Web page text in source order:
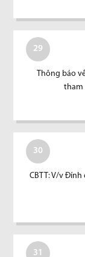
29
Thông báo
tham
30
CBTT: V/v
31